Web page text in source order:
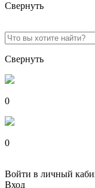
Свернуть
Свернуть
0
0
Войти в личный
Вход